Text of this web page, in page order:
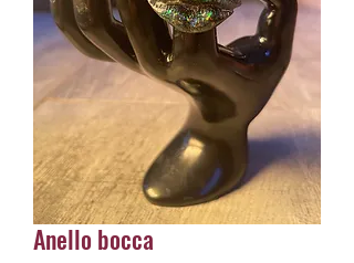
Anello bocca